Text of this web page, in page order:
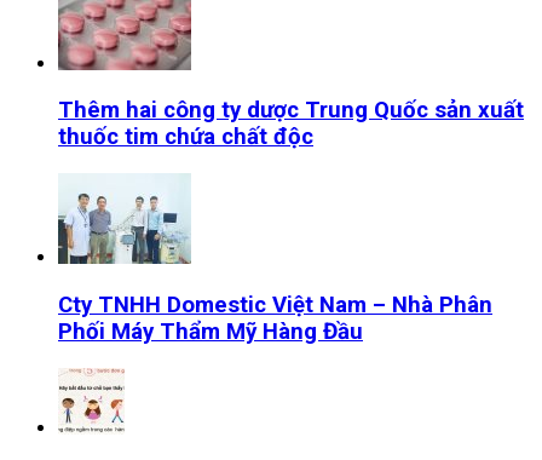
Thêm hai công ty dược Trung Quốc sản xuất
thuốc tim chứa chất độc
Cty TNHH Domestic Việt Nam – Nhà Phân
Phối Máy Thẩm Mỹ Hàng Đầu